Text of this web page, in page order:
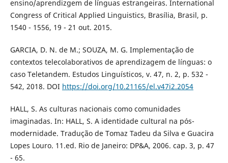
ensino/aprendizgem de línguas estrangeiras. International
Congress of Critical Applied Linguistics, Brasília, Brasil, p.
1540 - 1556, 19 - 21 out. 2015.
GARCIA, D. N. de M.; SOUZA, M. G. Implementação de
contextos telecolaborativos de aprendizagem de línguas: o
caso Teletandem. Estudos Linguísticos, v. 47, n. 2, p. 532 -
542, 2018. DOI https://doi.org/10.21165/el.v47i2.2054
HALL, S. As culturas nacionais como comunidades
imaginadas. In: HALL, S. A identidade cultural na pós-
modernidade. Tradução de Tomaz Tadeu da Silva e Guacira
Lopes Louro. 11.ed. Rio de Janeiro: DP&A, 2006. cap. 3, p. 47
- 65.